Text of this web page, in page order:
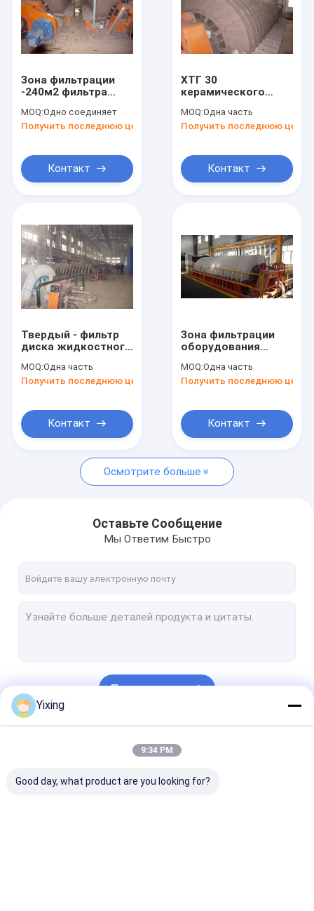
Продукты
О нас
Путешествие фабрики
Новости
Керамический фильтр вакуума
Фильтр вакуума диска
фильтр диска вакуума
Керамический фильтр диска вакуума
Керамическое Деватеринг оборудование
Обезвоживатель вакуума диска
Зона фильтрации
-240м2 фильтра
высокой
эффективности
MOQ:Одно соединяет
Получить последнюю цену
Контакт
ХТГ 30
керамического
жидкостного М2
оборудования
глубоким вакуумом
MOQ:Одна часть
Получить последнюю цену
Контакт
Твердый - фильтр
диска жидкостного
керамический,
роторная
легкая
MOQ:Одна часть
Получить последнюю цену
Контакт
Зона фильтрации
оборудования
разъединения
высокой
жидкостная
MOQ:Одна часть
Получить последнюю цену
Контакт
Осмотрите больше
Оставьте Сообщение
Мы Ответим Быстро
Продолжать
Yixing
9:34 PM
Good day, what product are you looking for?